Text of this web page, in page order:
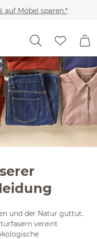
auf Möbel sparen.*
und der Natur guttut.
vereint